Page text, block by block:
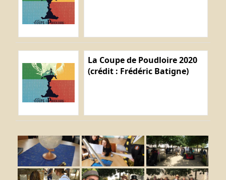
La Coupe de Poudloire 2020
(crédit : Frédéric Batigne)